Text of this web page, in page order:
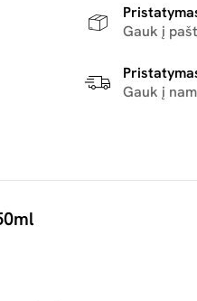
Gauk į
Gauk į